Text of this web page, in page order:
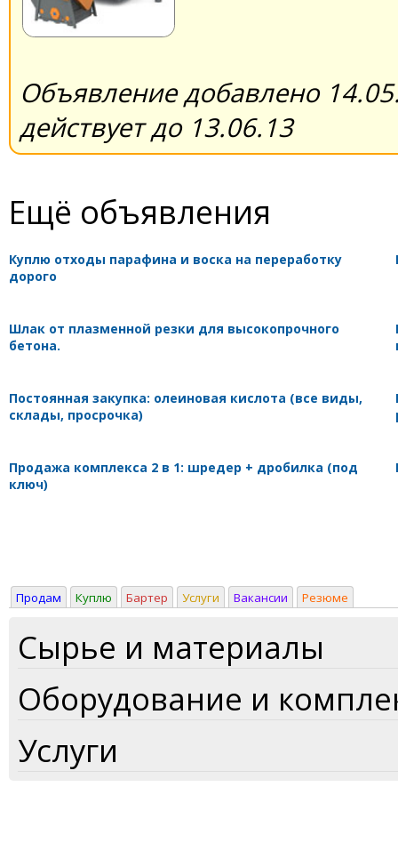
Объявление добавлено
действует до 13.06.13
Ещё объявления
Куплю отходы парафина и воска на переработку
дорого
Шлак от плазменной резки для высокопрочного
бетона.
Постоянная закупка: олеиновая кислота (все виды,
склады, просрочка)
Продажа комплекса 2 в 1: шредер + дробилка (под
ключ)
Продам Куплю Бартер Услуги Вакансии Резюме
Сырье и материалы
Оборудование и
Услуги